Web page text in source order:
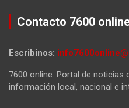
Contacto 7600
Escribinos:
7600 online. Portal de noticias
información local, nacional e